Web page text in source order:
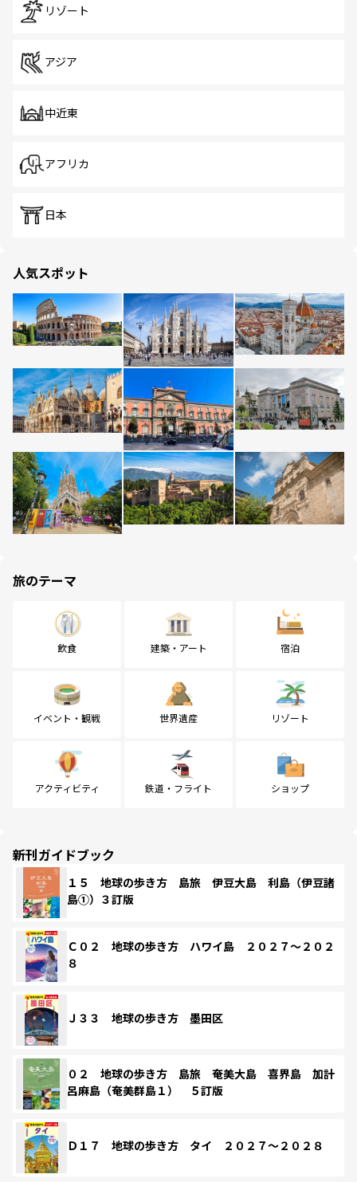
リゾート
アジア
中近東
アフリカ
日本
人気スポット
旅のテーマ
飲食 建築・アート 宿泊
イベント・観戦 世界遺産 リゾート
アクティビティ 鉄道・フライト ショップ
新刊ガイドブック
１５ 地球の歩き方 島旅 伊豆大島 利島（伊豆諸
島①）３訂版
Ｃ０２ 地球の歩き方 ハワイ島 ２０２７～２０２
８
Ｊ３３ 地球の歩き方 墨田区
０２ 地球の歩き方 島旅 奄美大島 喜界島 加計
呂麻島（奄美群島１） ５訂版
Ｄ１７ 地球の歩き方 タイ ２０２７～２０２８